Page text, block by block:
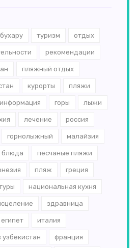
туризм отдых
рекомендации
пляжный отдых
курорты пляжи
информация горы лыжи
лечение россия
горнолыжный малайзия
блюда песчаные пляжи
пляж греция
национальная кухня
здравница
италия
узбекистан франция